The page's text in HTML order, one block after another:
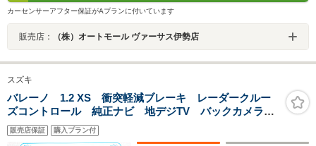
カーセンサーアフター保証がAプランに付いています
販売店： （株）オートモール ヴァーサス伊勢店
スズキ
バレーノ 1.2 XS 衝突軽減ブレーキ レーダークルー
ズコントロール 純正ナビ 地デジTV バックカメラ
シートヒーター スマートキー プッシュスタート HID
ヘッドライト ETC
販売店保証 購入プラン付